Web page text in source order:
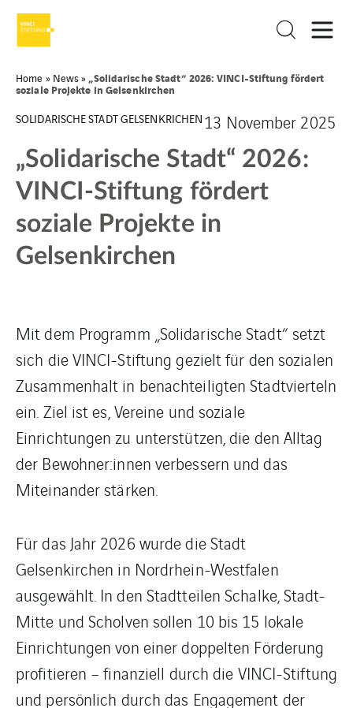
Home » News» „Solidarische Stadt“ 2026: VINCI-Stiftung fördert
soziale Projekte in Gelsenkirchen
SOLIDARISCHE STADT GELSENKRICHEN 13 November 2025
„Solidarische Stadt“ 2026:
VINCI-Stiftung fördert
soziale Projekte in
Gelsenkirchen
Mit dem Programm „Solidarische Stadt“ setzt
sich die VINCI-Stiftung gezielt für den sozialen
Zusammenhalt in benachteiligten Stadtvierteln
ein. Ziel ist es, Vereine und soziale
Einrichtungen zu unterstützen, die den Alltag
der Bewohner:innen verbessern und das
Miteinander stärken.
Für das Jahr 2026 wurde die Stadt
Gelsenkirchen in Nordrhein-Westfalen
ausgewählt. In den Stadtteilen Schalke, Stadt-
Mitte und Scholven sollen 10 bis 15 lokale
Einrichtungen von einer doppelten Förderung
profitieren – finanziell durch die VINCI-Stiftung
und persönlich durch das Engagement der